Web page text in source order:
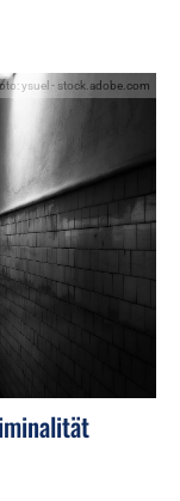
ysuel - stock.adobe.com